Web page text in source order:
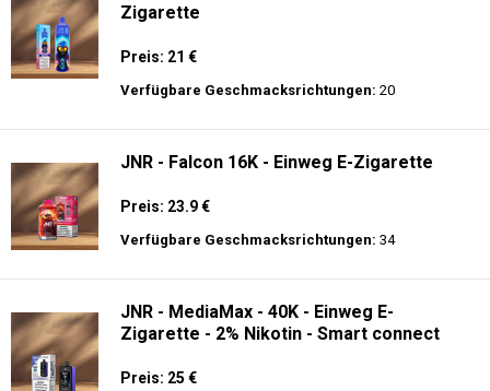
Zigarette
Preis: 21 €
Verfügbare Geschmacksrichtungen: 20
JNR - Falcon 16K - Einweg E-Zigarette
Preis: 23.9 €
Verfügbare Geschmacksrichtungen: 34
JNR - MediaMax - 40K - Einweg E-
Zigarette - 2% Nikotin - Smart connect
Preis: 25 €